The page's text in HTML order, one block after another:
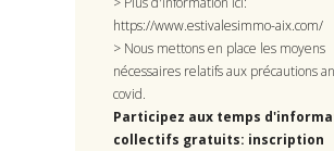
https://www.estivalesimmo-aix.com/
> Nous mettons en place les moyens
nécessaires relatifs aux précautions
covid.
Participez aux temps
collectifs gratuits: inscription